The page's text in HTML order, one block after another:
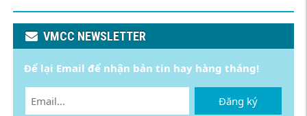
VMCC NEWSLETTER
Để lại Email để nhận bản tin hay hàng tháng!
Đăng ký